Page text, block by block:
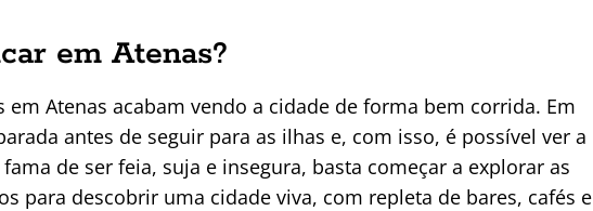
em Atenas?
em Atenas acabam vendo a cidade de forma bem corrida. Em
antes de seguir para as ilhas e, com isso, é possível ver a
de ser feia, suja e insegura, basta começar a explorar as
para descobrir uma cidade viva, com repleta de bares, cafés e